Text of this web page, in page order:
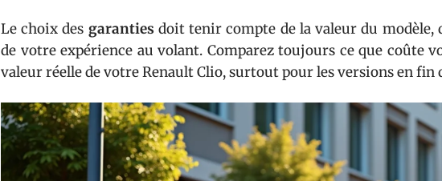
Le choix des garanties doit tenir compte de la valeur du modèle,
de votre expérience au volant. Comparez toujours ce que coûte
valeur réelle de votre Renault Clio, surtout pour les versions en fin